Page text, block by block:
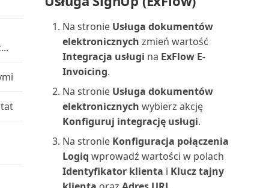
Środowiska piaskownicy
Wprowadzanie zewnętrznych
numerów dokumentów
Wybór raportów w Business
Central
Wyszukiwanie kontaktów z
Microsoft Teams
raportów za pomoc...
Uruchamianie i drukowanie
raportów w Business C...
Uruchamianie zadań
wsadowych i XMLportów
Ustawianie układu raportu
Uzgadnianie płatności z
rozszerzeniem Envestnet...
Nabywca: uproszczone
wiekowanie podsumowania (...
Nabywca: lista 10 najlepszych
Nabywca: lista sprzedaży
(raport)
Nabywca: potwierdzenie
płatności (raport)
Na stronie Usługa dokumentów
elektronicznych zmień wartość
Integracja usługi na ExFlow E-
Invoicing.
Na stronie Usługa dokumentów
elektronicznych wybierz akcję
Konfiguruj integrację usługi.
Na stronie Konfiguracja połączenia
Logiq wprowadź wartości w polach
Identyfikator klienta i Klucz tajny